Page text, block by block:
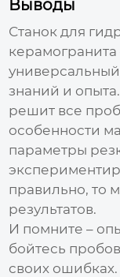
Выводы
Станок для
керамогранита
универсальный
знаний и
решит все
особенности
параметры
правильно, то
результатов.
И помните –
бойтесь
своих ошибках.